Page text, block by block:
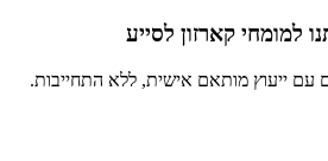
למומחי קארזון לסייע
עם ייעוץ מותאם אישית, ללא התחייבות.